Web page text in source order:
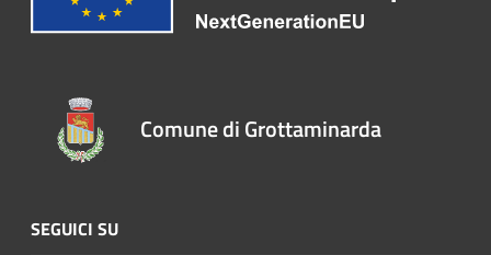
Comune di Grottaminarda
SEGUICI SU